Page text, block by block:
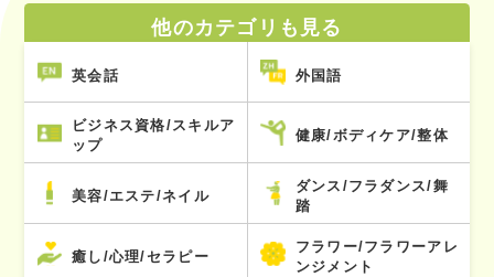
他のカテゴリも見る
英会話 外国語
ビジネス資格/スキルア
ップ
健康/ボディケア/整体
美容/エステ/ネイル
ダンス/フラダンス/舞
踏
癒し/心理/セラピー
フラワー/フラワーアレ
ンジメント